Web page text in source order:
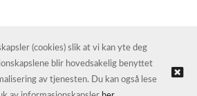
(cookies) slik at vi kan yte deg
blir hovedsakelig benyttet
av tjenesten. Du kan også lese